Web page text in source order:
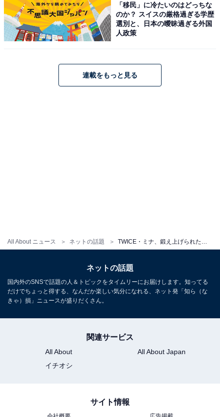
All About ニュース ネットの話題 TWICE・ミナ、鍛え上げられた腹筋を披露に「美人すぎて泣いた」「腹筋やばっ」と大反響！
「移民」に冷たいのはどっちな
のか？ スイスの厳格過ぎる学歴
選別と、日本の曖昧過ぎる外国
人政策
連載をもっと見る
ネットの話題
国内外のSNSで話題の人＆トピックをタイムリーにお届けします。知ってる
だけでちょっと得する、なんだか楽しい気分になれる、ネット発「知ら（な
きゃ）損」ニュースが盛りだくさん。
関連サービス
All About
All About Japan
イチオシ
サイト情報